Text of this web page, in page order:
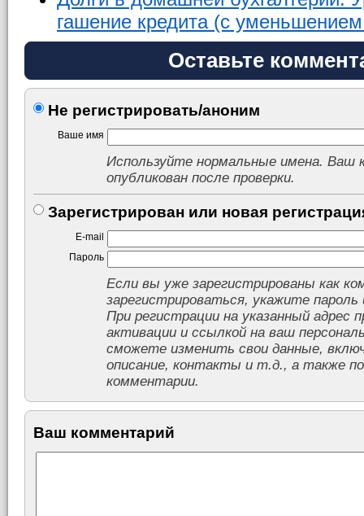
гашение кредита (с
Оставьте
Не регистрировать/аноним
Ваше имя
Используйте нормальные имена. Ваш
опубликован после проверки.
Зарегистрирован или новая
E-mail
Пароль
Если вы уже зарегистрированы как
зарегистрироваться, укажите
При регистрации на указанный адрес
активации и ссылкой на ваш
сможете изменить свои данные,
описание, контакты и т.д., а также
комментарии.
Ваш комментарий